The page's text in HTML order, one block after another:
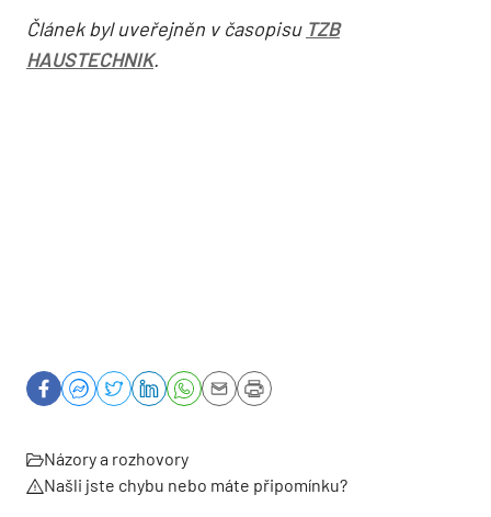
Článek byl uveřejněn v časopisu TZB
HAUSTECHNIK.
Názory a rozhovory
Našli jste chybu nebo máte připomínku?